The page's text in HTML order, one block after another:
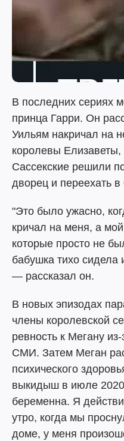
В последних сериях
принца Гарри. Он
Уильям накричал на
королевы Елизаветы,
Сассекские решили
дворец и переехать
"Это было ужасно,
кричал на меня, а
которые просто не
бабушка тихо сидела
— рассказал он.
В новых эпизодах
члены королевской
ревность к Мегану
СМИ. Затем Меган
психического
выкидыш в июле
беременна. Я
утро, когда мы
доме, у меня